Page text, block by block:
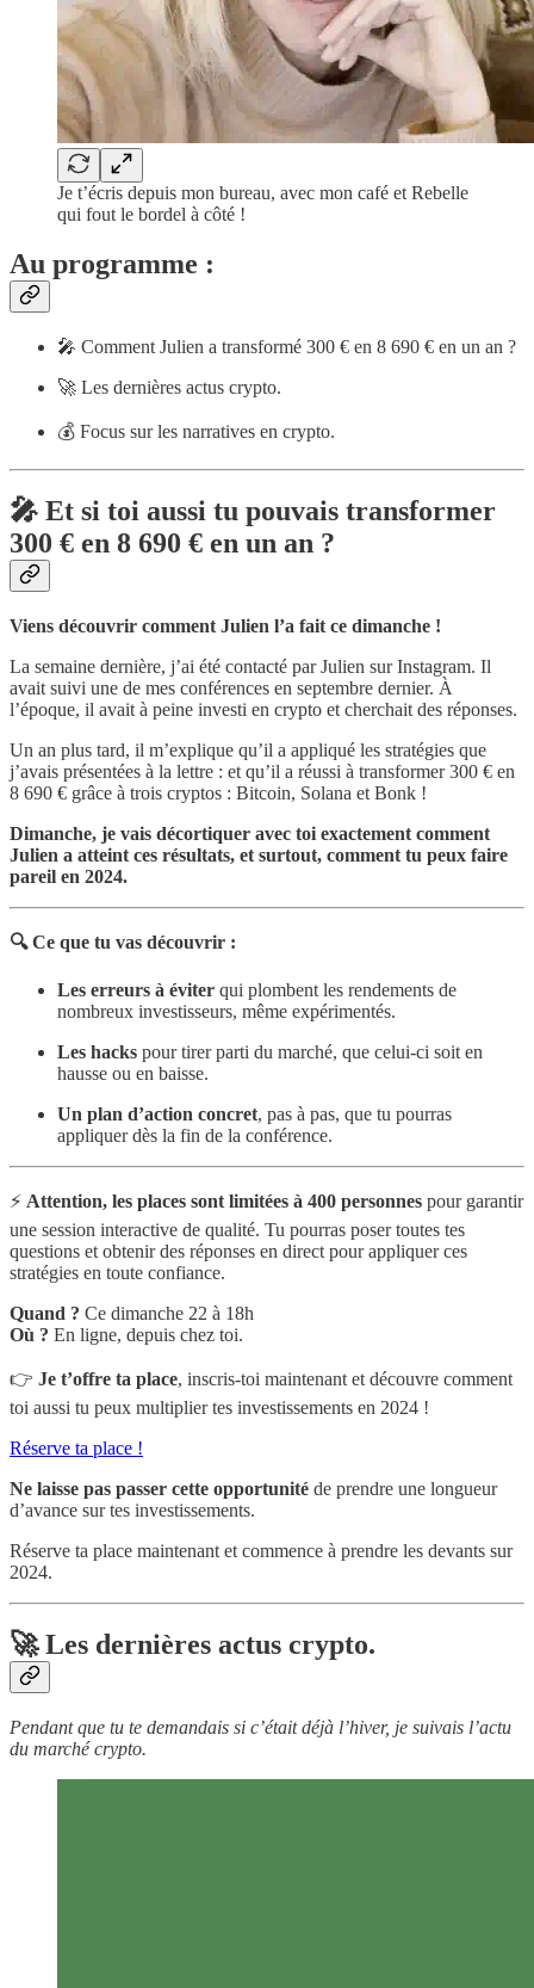
Je t’écris depuis mon bureau, avec mon café et Rebelle
qui fout le bordel à côté !
Au programme :
🎤 Comment Julien a transformé 300 € en 8 690 € en un an ?
🚀 Les dernières actus crypto.
💰 Focus sur les narratives en crypto.
🎤 Et si toi aussi tu pouvais transformer
300 € en 8 690 € en un an ?
Viens découvrir comment Julien l’a fait ce dimanche !
La semaine dernière, j’ai été contacté par Julien sur Instagram. Il
avait suivi une de mes conférences en septembre dernier. À
l’époque, il avait à peine investi en crypto et cherchait des réponses.
Un an plus tard, il m’explique qu’il a appliqué les stratégies que
j’avais présentées à la lettre : et qu’il a réussi à transformer 300 € en
8 690 € grâce à trois cryptos : Bitcoin, Solana et Bonk !
Dimanche, je vais décortiquer avec toi exactement comment
Julien a atteint ces résultats, et surtout, comment tu peux faire
pareil en 2024.
🔍 Ce que tu vas découvrir :
Les erreurs à éviter qui plombent les rendements de
nombreux investisseurs, même expérimentés.
Les hacks pour tirer parti du marché, que celui-ci soit en
hausse ou en baisse.
Un plan d’action concret, pas à pas, que tu pourras
appliquer dès la fin de la conférence.
⚡ Attention, les places sont limitées à 400 personnes pour garantir
une session interactive de qualité. Tu pourras poser toutes tes
questions et obtenir des réponses en direct pour appliquer ces
stratégies en toute confiance.
Quand ? Ce dimanche 22 à 18h
Où ? En ligne, depuis chez toi.
👉 Je t’offre ta place, inscris-toi maintenant et découvre comment
toi aussi tu peux multiplier tes investissements en 2024 !
Réserve ta place !
Ne laisse pas passer cette opportunité de prendre une longueur
d’avance sur tes investissements.
Réserve ta place maintenant et commence à prendre les devants sur
2024.
🚀 Les dernières actus crypto.
Pendant que tu te demandais si c’était déjà l’hiver, je suivais l’actu
du marché crypto.